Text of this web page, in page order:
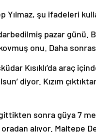
Yılmaz, şu ifadeleri
pazar günü.
onu. Daha
Kısıklı’da araç
diyor. Kızım
sonra güya 7
alıyor. Maltepe